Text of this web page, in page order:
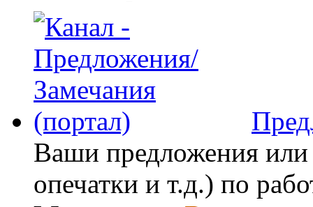
Ваши предложения или
опечатки и т.д.) по